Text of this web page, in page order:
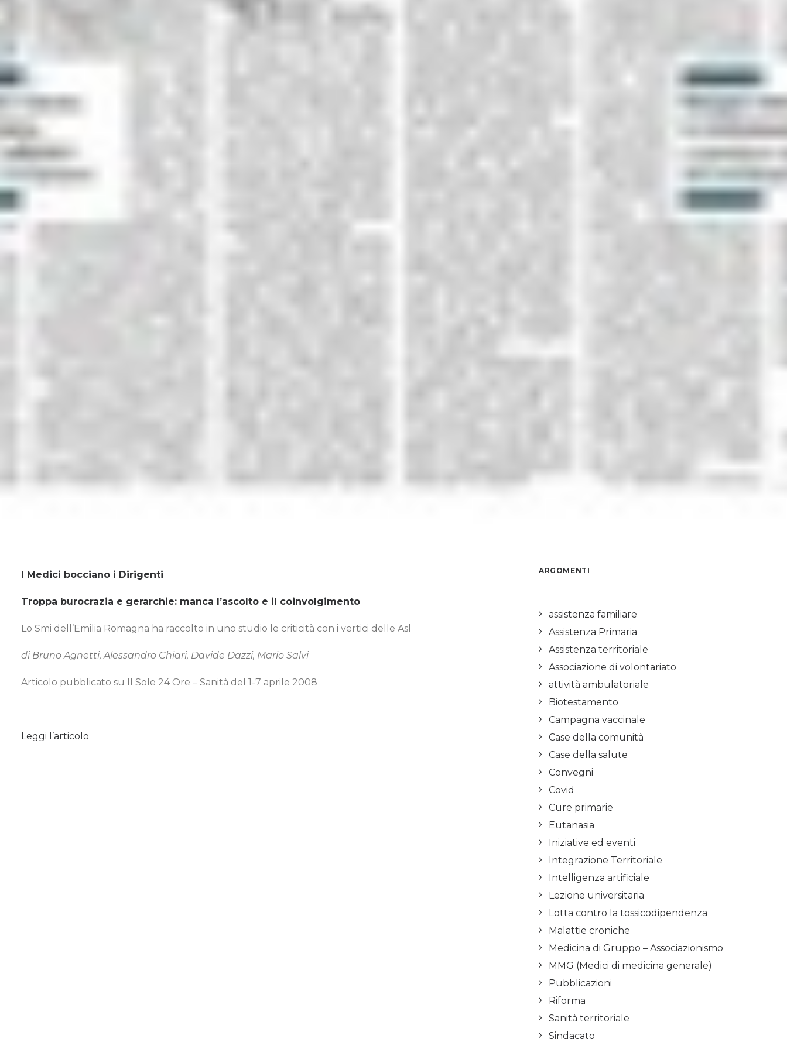
I Medici bocciano i Dirigenti
Troppa burocrazia e gerarchie: manca l’ascolto e il coinvolgimento
Lo Smi dell’Emilia Romagna ha raccolto in uno studio le criticità con i vertici delle Asl
di Bruno Agnetti, Alessandro Chiari, Davide Dazzi, Mario Salvi
Articolo pubblicato su Il Sole 24 Ore – Sanità del 1-7 aprile 2008
Leggi l’articolo
ARGOMENTI
assistenza familiare
Assistenza Primaria
Assistenza territoriale
Associazione di volontariato
attività ambulatoriale
Biotestamento
Campagna vaccinale
Case della comunità
Case della salute
Convegni
Covid
Cure primarie
Eutanasia
Iniziative ed eventi
Integrazione Territoriale
Intelligenza artificiale
Lezione universitaria
Lotta contro la tossicodipendenza
Malattie croniche
Medicina di Gruppo – Associazionismo
MMG (Medici di medicina generale)
Pubblicazioni
Riforma
Sanità territoriale
Sindacato